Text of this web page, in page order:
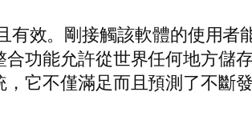
有效。剛接觸該軟體的使用者
功能允許從世界任何地方儲
它不僅滿足而且預測了不斷